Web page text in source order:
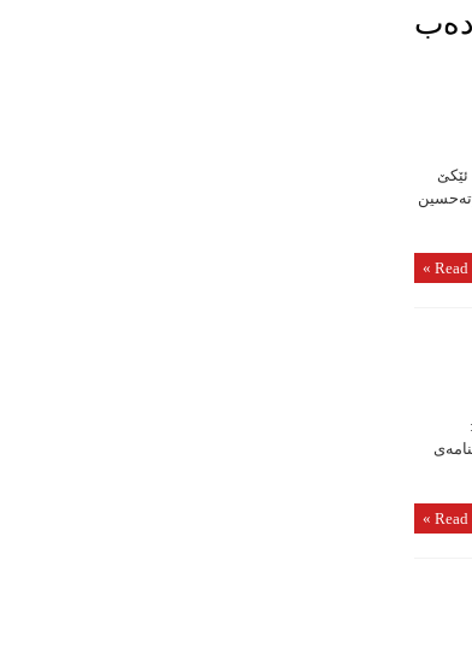
ئێکەتیا نجیسەرێن کورد/دهۆك – وەشانا هژمار ١٩٥ چاپا ئێکێ
(تەحسین
Read
Read